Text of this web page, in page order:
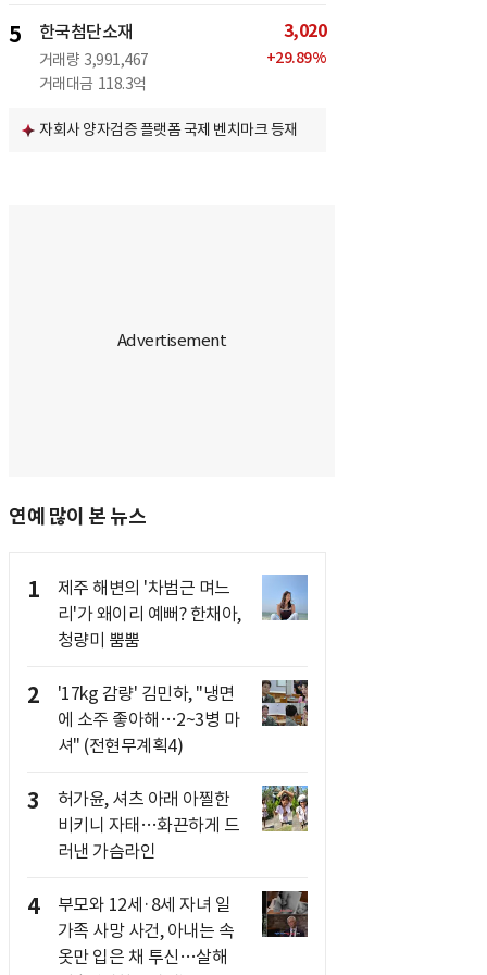
5 한국첨단소재
거래량 3,991,467
거래대금 118.3억
3,020
+29.89%
자회사 양자검증 플랫폼 국제 벤치마크 등재
연예 많이 본 뉴스
1
제주 해변의 '차범근 며느
리'가 왜이리 예뻐? 한채아,
청량미 뿜뿜
2
'17kg 감량' 김민하, "냉면
에 소주 좋아해…2~3병 마
셔" (전현무계획4)
3
허가윤, 셔츠 아래 아찔한
비키니 자태…화끈하게 드
러낸 가슴라인
4
부모와 12세·8세 자녀 일
가족 사망 사건, 아내는 속
옷만 입은 채 투신…살해